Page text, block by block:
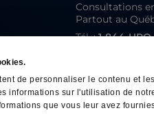
de personnaliser le contenu et
informations sur l'utilisation de
que vous leur avez
Consultations
Partout au
Tél. :1-844-